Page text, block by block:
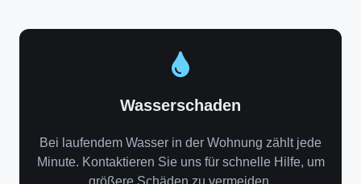
Wasserschaden
Bei laufendem Wasser in der Wohnung zählt jede
Minute. Kontaktieren Sie uns für schnelle Hilfe, um
größere Schäden zu vermeiden.